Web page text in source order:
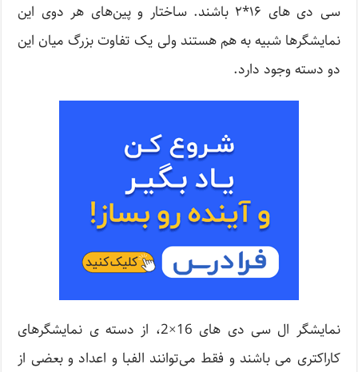
سی دی های ۱۶*۲ باشند. ساختار و پین‌های هر دوی این
نمایشگرها شبیه به هم هستند ولی یک تفاوت بزرگ میان این
دو دسته وجود دارد.
نمایشگر ال سی دی های 16×2، از دسته ی نمایشگرهای
کاراکتری می باشند و فقط می‌توانند الفبا و اعداد و بعضی از